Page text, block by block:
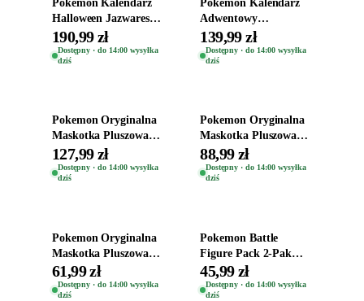
Pokemon Kalendarz
Halloween Jazwares
Oryginalny Zestaw z
Figurkami
190,99 zł
Dostępny · do 14:00 wysyłka
dziś
Pokemon Kalendarz
Adwentowy
Oryginalny 16
Unikalnych Figurek
Jazwares
139,99 zł
Dostępny · do 14:00 wysyłka
dziś
Pokemon Oryginalna
Maskotka Pluszowa
Plusz Jazwares
Pluszak Ampharos
30cm
127,99 zł
Dostępny · do 14:00 wysyłka
dziś
Pokemon Oryginalna
Maskotka Pluszowa
Plusz Jazwares
Pluszak Pikachu 20cm
88,99 zł
Dostępny · do 14:00 wysyłka
dziś
Pokemon Oryginalna
Maskotka Pluszowa
Jazwares Pluszak
Śpiący Squirtle 18cm
61,99 zł
Dostępny · do 14:00 wysyłka
dziś
Pokemon Battle
Figure Pack 2-Pak
Oryginalne Figurki
Grookey + Pikachu
45,99 zł
Dostępny · do 14:00 wysyłka
dziś